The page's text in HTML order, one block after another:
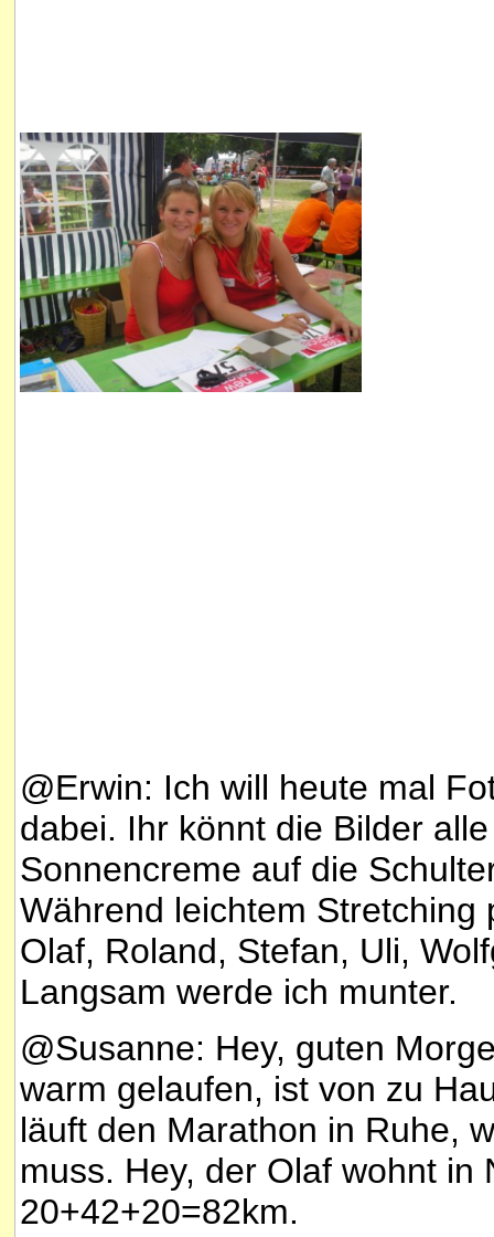
@Erwin: Ich will heute mal
dabei. Ihr könnt die Bilder
Sonnencreme auf die
Während leichtem
Olaf, Roland, Stefan, Uli,
Langsam werde ich munter.
@Susanne: Hey, guten
warm gelaufen, ist von zu
läuft den Marathon in Ruhe,
muss. Hey, der Olaf wohnt
20+42+20=82km.